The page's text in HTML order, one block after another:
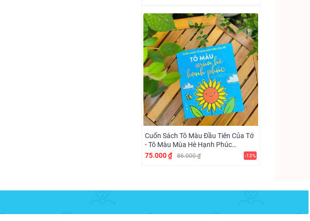
Cuốn Sách Tô Màu Đầu Tiên Của Tớ
- Tô Màu Mùa Hè Hạnh Phúc
(Vizibook)
75.000 ₫ 86.000 ₫ -13%